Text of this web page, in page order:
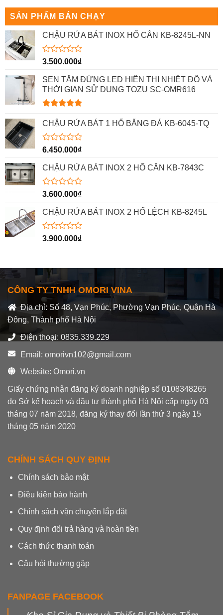
5
sao
sao
SẢN PHẨM BÁN CHẠY
CHẬU RỬA BÁT INOX HỐ CÂN KB-8245L-NN
Được
hạng
0
5
sao
3.500.000₫
SEN TẮM ĐỨNG LED HIỂN THỊ NHIỆT ĐỘ VÀ
THỜI GIAN SỬ DỤNG TOZU SC-OMR616
hạng 5.00
CHẬU RỬA BÁT 1 HỐ BẰNG ĐÁ KB-6045-TQ
Được
hạng
0
5
6.450.000₫
CHẬU RỬA BÁT INOX 2 HỐ CÂN KB-7843C
Được
hạng
0
5
3.600.000₫
CHẬU RỬA BÁT INOX 2 HỐ LỆCH KB-8245L
Được
5
sao
3.900.000₫
CÔNG TY TNHH OMORI VINA
Địa chỉ: Số 48, Vạn Phúc, Phường Vạn Phúc, Quận Hà
Đông, Thành phố Hà Nội
Điện thoại: 0835.339.229
Email: omorivn102@gmail.com
Website: Omori.vn
Giấy chứng nhận đăng ký doanh nghiệp số 0108348265
do Sở kế hoạch và đầu tư thành phố Hà Nội cấp ngày 03
tháng 07 năm 2018, đăng ký thay đổi lần thứ 3 ngày 15
tháng 05 năm 2020
CHÍNH SÁCH QUY ĐỊNH
Chính sách bảo mật
Điều kiện bảo hành
Chính sách vận chuyển lắp đặt
Quy định đổi trả hàng và hoàn tiền
Cách thức thanh toán
Câu hỏi thường gặp
FANPAGE FACEBOOK